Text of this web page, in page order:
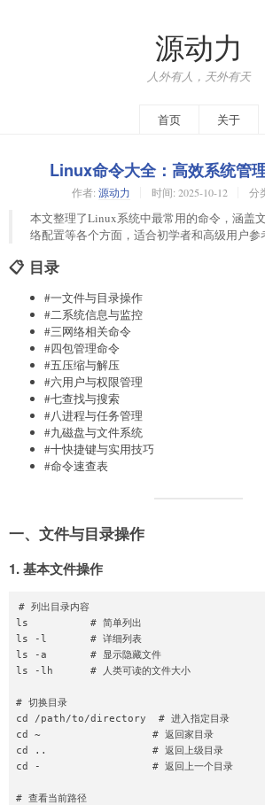
源动力
人外有人，天外有天
首页 关于
Linux命令大全：高效系统管
作者: 源动力 时间: 2025-10-12 分
本文整理了Linux系统中最常用的命令，涵盖
络配置等各个方面，适合初学者和高级用户参
📋 目录
#一文件与目录操作
#二系统信息与监控
#三网络相关命令
#四包管理命令
#五压缩与解压
#六用户与权限管理
#七查找与搜索
#八进程与任务管理
#九磁盘与文件系统
#十快捷键与实用技巧
#命令速查表
一、文件与目录操作
1. 基本文件操作
# 列出目录内容
ls          # 简单列出
ls -l       # 详细列表
ls -a       # 显示隐藏文件
ls -lh      # 人类可读的文件大小
# 切换目录
cd /path/to/directory  # 进入指定目录
cd ~                  # 返回家目录
cd ..                 # 返回上级目录
cd -                  # 返回上一个目录
# 查看当前路径